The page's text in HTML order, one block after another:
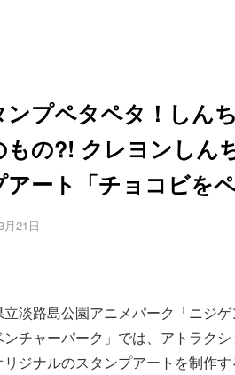
ンプペタペタ！しん
もの?! クレヨンしん
アート「チョコビを
月21日
立淡路島公園アニメパーク「ニジ
ンチャーパーク」では、アトラク
リジナルのスタンプアートを制作